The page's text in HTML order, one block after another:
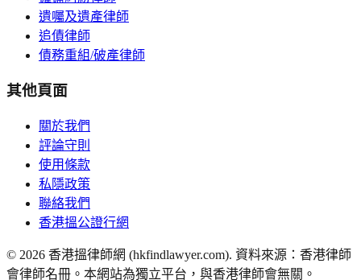
遺囑及遺產律師
追債律師
債務重組/破產律師
其他頁面
關於我們
評論守則
使用條款
私隱政策
聯絡我們
香港搵公證行網
© 2026 香港搵律師網 (hkfindlawyer.com). 資料來源：香港律師
會律師名冊。本網站為獨立平台，與香港律師會無關。